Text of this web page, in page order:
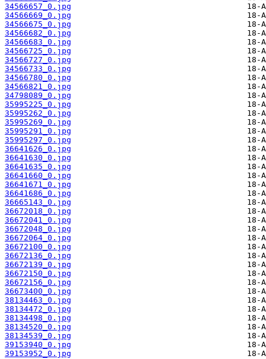
34566657_0.jpg
34566669_0.jpg
34566675_0.jpg
34566682_0.jpg
34566683_0.jpg
34566725_0.jpg
34566727_0.jpg
34566733_0.jpg
34566780_0.jpg
34566821_0.jpg
34798089_0.jpg
35995225_0.jpg
35995262_0.jpg
35995269_0.jpg
35995291_0.jpg
35995297_0.jpg
36641626_0.jpg
36641630_0.jpg
36641635_0.jpg
36641660_0.jpg
36641671_0.jpg
36641686_0.jpg
36665143_0.jpg
36672018_0.jpg
36672041_0.jpg
36672048_0.jpg
36672064_0.jpg
36672100_0.jpg
36672136_0.jpg
36672139_0.jpg
36672150_0.jpg
36672156_0.jpg
36673400_0.jpg
38134463_0.jpg
38134472_0.jpg
38134498_0.jpg
38134520_0.jpg
38134539_0.jpg
39153940_0.jpg
39153952_0.jpg